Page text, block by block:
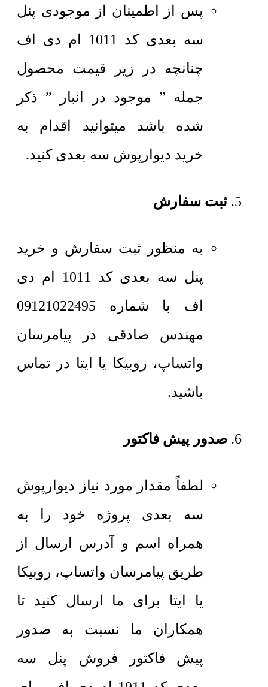
پس از اطمینان از موجودی پنل
سه بعدی کد 1011 ام دی اف
چنانچه در زیر قیمت محصول
جمله ” موجود در انبار ” ذکر
شده باشد میتوانید اقدام به
خرید دیوارپوش سه بعدی کنید.
ثبت سفارش
به منظور ثبت سفارش و خرید
پنل سه بعدی کد 1011 ام دی
اف با شماره 09121022495
مهندس صادقی در پیامرسان
واتساپ، روبیکا یا ایتا در تماس
باشید.
صدور پیش فاکتور
لطفاً مقدار مورد نیاز دیوارپوش
سه بعدی پروژه خود را به
همراه اسم و آدرس ارسال از
طریق پیامرسان واتساپ، روبیکا
یا ایتا برای ما ارسال کنید تا
همکاران ما نسبت به صدور
پیش فاکتور فروش پنل سه